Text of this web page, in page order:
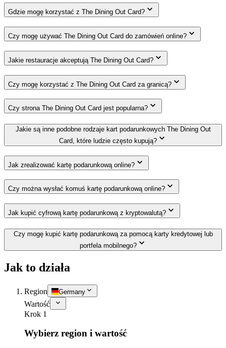
Gdzie mogę korzystać z The Dining Out Card?
Czy mogę używać The Dining Out Card do zamówień online?
Jakie restauracje akceptują The Dining Out Card?
Czy mogę korzystać z The Dining Out Card za granicą?
Czy strona The Dining Out Card jest popularna?
Jakie są inne podobne rodzaje kart podarunkowych The Dining Out
Card, które ludzie często kupują?
Jak zrealizować kartę podarunkową online?
Czy można wysłać komuś kartę podarunkową online?
Jak kupić cyfrową kartę podarunkową z kryptowalutą?
Czy mogę kupić kartę podarunkową za pomocą karty kredytowej lub
portfela mobilnego?
Jak to działa
Region Germany
Wartość
Krok 1
Wybierz region i wartość